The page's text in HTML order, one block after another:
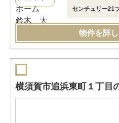
センチュリー
物件を詳
横須賀市追浜東町１丁目